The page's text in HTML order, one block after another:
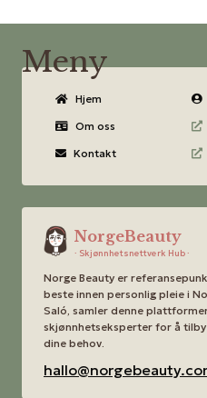
Meny
Hjem
Om oss
Kontakt
NorgeBeauty
· Skjønnhetsnettverk Hub ·
Norge Beauty er
beste innen personlig pleie i
Saló, samler denne
skjønnhetseksperter for å
dine behov.